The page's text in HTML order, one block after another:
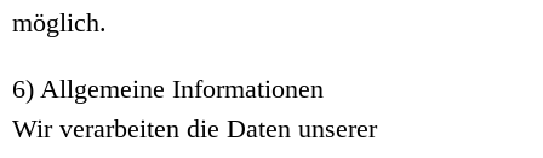
möglich.
6) Allgemeine Informationen
Wir verarbeiten die Daten unserer